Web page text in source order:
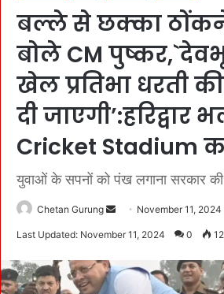
बल्ले से छक्का
बोले CM
खेल प्रतिभा धरती
दी जाएगी’:हरिद्वार
Cricket Stadium
युवाओं के सपनों को पंख लगाना सरकार की
Chetan Gurung
d
a
November 11, 2024
Last Updated: November 11, 2024 0